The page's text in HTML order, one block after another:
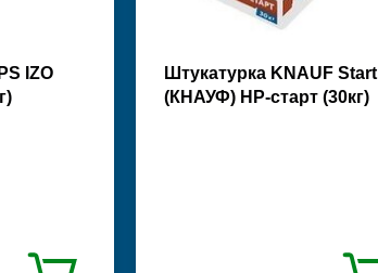
IZO
Штукатурка KNAUF Start
(КНАУФ) НР-старт (30кг)